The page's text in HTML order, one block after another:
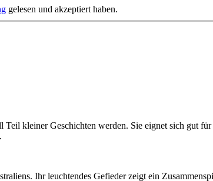
gelesen und akzeptiert haben.
Teil kleiner Geschichten werden. Sie eignet sich gut
Ihr leuchtendes Gefieder zeigt ein